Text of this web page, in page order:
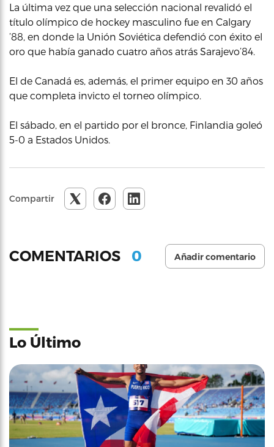
La última vez que una selección nacional revalidó el
título olímpico de hockey masculino fue en Calgary
’88, en donde la Unión Soviética defendió con éxito el
oro que había ganado cuatro años atrás Sarajevo’84.
El de Canadá es, además, el primer equipo en 30 años
que completa invicto el torneo olímpico.
El sábado, en el partido por el bronce, Finlandia goleó
5-0 a Estados Unidos.
Compartir
COMENTARIOS 0 Añadir comentario
Lo Último